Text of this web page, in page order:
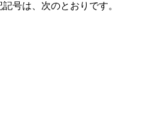
号は、次のとおりです。